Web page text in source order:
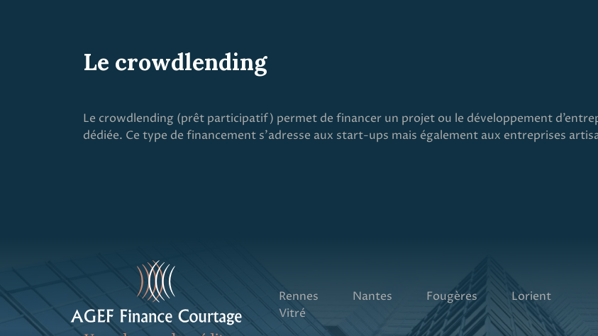
Le crowdlending
Le crowdlending (prêt participatif) permet de financer un projet ou le développement
dédiée. Ce type de financement s’adresse aux start-ups mais également aux entreprises
Rennes Nantes Fougères
Lorient
Vitré